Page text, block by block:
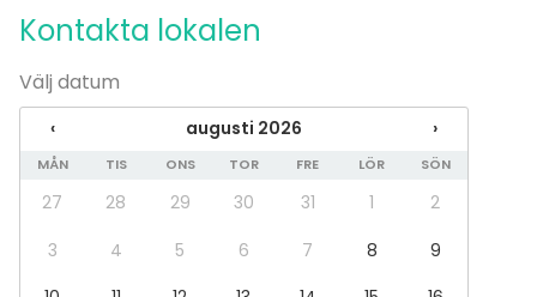
Mässa / Utställning
Föreställning / show
Stuga / boende
Upplevelse / aktivitet
Lokal
Terrass / Gårdsplan
Kontakta lokalen
Välj datum
‹ augusti 2026 ›
MÅN TIS ONS TOR FRE LÖR SÖN
27 28 29 30 31 1
2
3
4 5 6 7 8
9